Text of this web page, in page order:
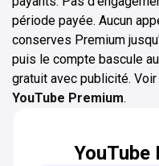
période payée. Aucun
conserves Premium
puis le compte bascule
gratuit avec publicité.
YouTube Premium.
YouTube